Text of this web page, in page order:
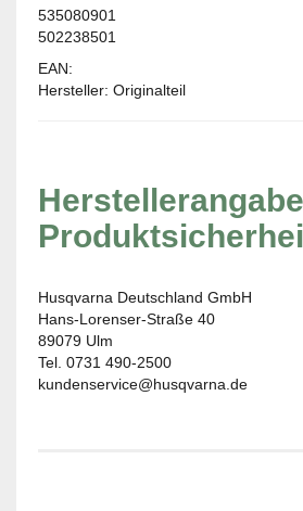
535080901
502238501
EAN:
Hersteller: Originalteil
Husqvarna Deutschland GmbH
Hans-Lorenser-Straße 40
89079 Ulm
Tel. 0731 490-2500
kundenservice@husqvarna.de